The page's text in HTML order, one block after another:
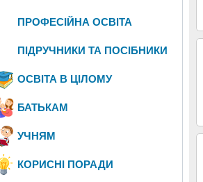
ПРОФЕСІЙНА ОСВІТА
ПІДРУЧНИКИ ТА ПОСІБНИКИ
ОСВІТА В ЦІЛОМУ
БАТЬКАМ
УЧНЯМ
КОРИСНІ ПОРАДИ